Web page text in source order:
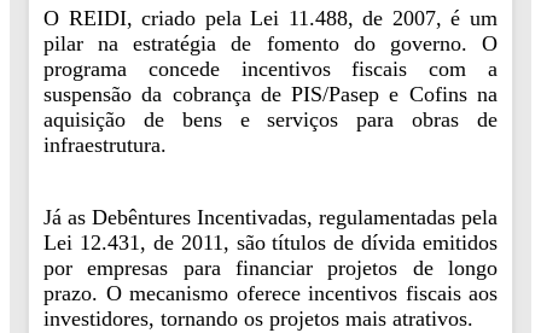
O REIDI, criado pela Lei 11.488, de 2007, é um
pilar na estratégia de fomento do governo. O
programa concede incentivos fiscais com a
suspensão da cobrança de PIS/Pasep e Cofins na
aquisição de bens e serviços para obras de
infraestrutura.
Já as Debêntures Incentivadas, regulamentadas pela
Lei 12.431, de 2011, são títulos de dívida emitidos
por empresas para financiar projetos de longo
prazo. O mecanismo oferece incentivos fiscais aos
investidores, tornando os projetos mais atrativos.